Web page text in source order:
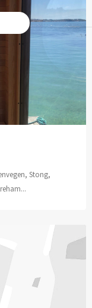
OpenStreetMap
Stong,